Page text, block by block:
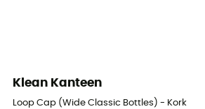
Klean Kanteen
Loop Cap (Wide Classic Bottles) - Kork